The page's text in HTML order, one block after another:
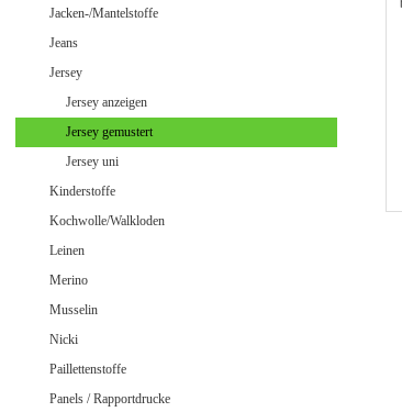
Merino Jacquard
Jacken-/Mantelstoffe
Jeans
Jersey
Jersey anzeigen
Jersey gemustert
Jersey uni
Kinderstoffe
Kochwolle/Walkloden
Leinen
Merino
Musselin
Nicki
Paillettenstoffe
Panels / Rapportdrucke